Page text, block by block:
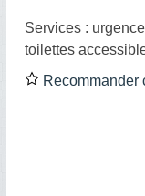
Services :
toilettes
Recommander